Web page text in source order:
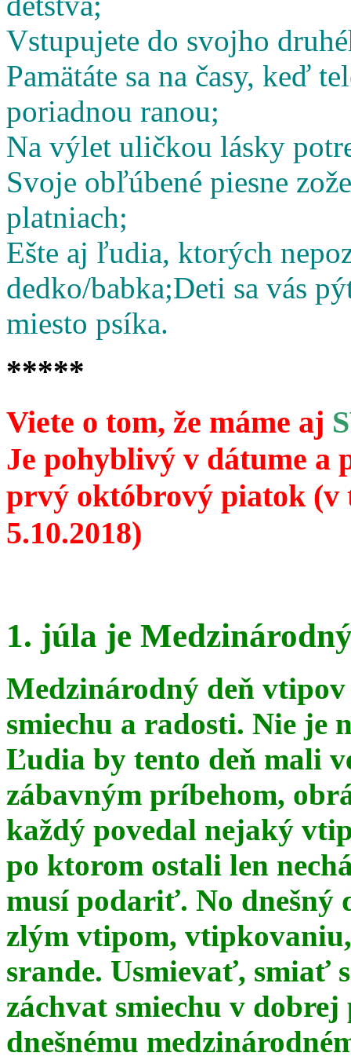
Vstupujete do svojho
Pamätáte sa na časy, keď
poriadnou ranou;
Na výlet uličkou lásky
Svoje obľúbené piesne
platniach;
Ešte aj ľudia, ktorých
dedko/babka;Deti sa vás
miesto psíka.
*****
Viete o tom, že máme aj
Je pohyblivý v dátume a
prvý októbrový piatok
5.10.2018)
1. júla je
Medzinárodný deň
smiechu a radosti. Nie je
Ľudia by tento deň mali
zábavným príbehom,
každý povedal nejaký
po ktorom ostali len
musí podariť. No dnešný
zlým vtipom,
srande. Usmievať, smiať
záchvat smiechu v
dnešnému